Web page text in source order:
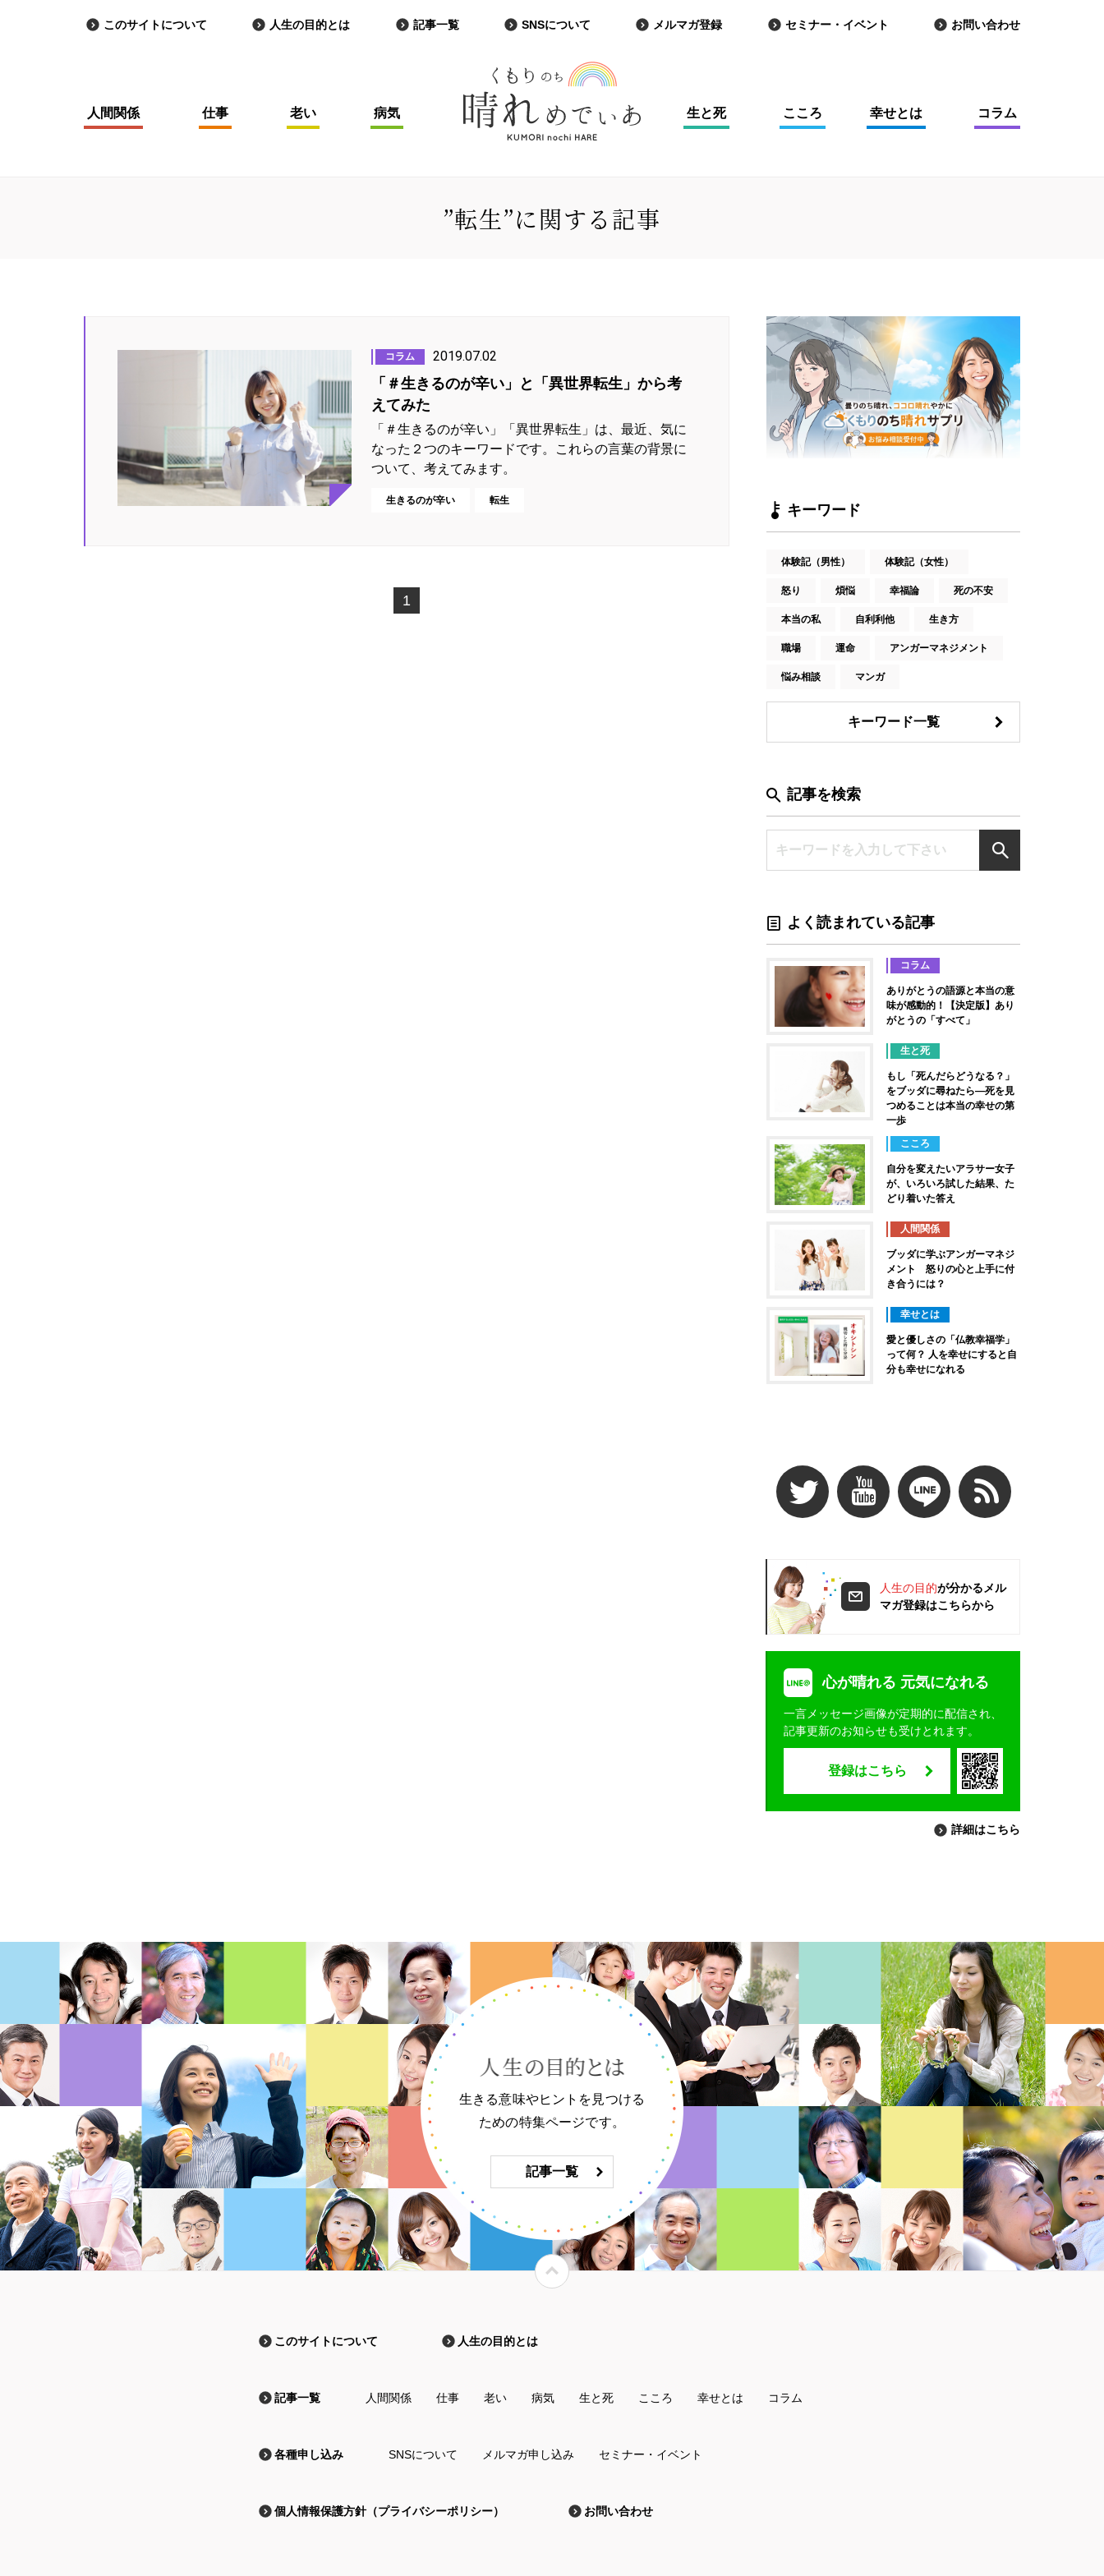
このサイトについて 人生の目的とは 記事一覧 SNSについて メルマガ登録 セミナー・イベント お問い合わせ
人間関係 仕事 老い 病気 生と死 こころ 幸せとは コラム
”転生”に関する記事
コラム 2019.07.02
「＃生きるのが辛い」と「異世界転生」から考
えてみた
「＃生きるのが辛い」「異世界転生」は、最近、気に
なった２つのキーワードです。これらの言葉の背景に
ついて、考えてみます。
生きるのが辛い 転生
1
キーワード
体験記（男性） 体験記（女性）
怒り 煩悩 幸福論 死の不安
本当の私 自利利他 生き方
職場 運命 アンガーマネジメント
悩み相談 マンガ
キーワード一覧
記事を検索
よく読まれている記事
コラム
ありがとうの語源と本当の意
味が感動的！【決定版】あり
がとうの「すべて」
生と死
もし「死んだらどうなる？」
をブッダに尋ねたら―死を見
つめることは本当の幸せの第
一歩
こころ
自分を変えたいアラサー女子
が、いろいろ試した結果、た
どり着いた答え
人間関係
ブッダに学ぶアンガーマネジ
メント 怒りの心と上手に付
き合うには？
幸せとは
愛と優しさの「仏教幸福学」
って何？ 人を幸せにすると自
分も幸せになれる
人生の目的が分かるメル
マガ登録はこちらから
心が晴れる 元気になれる
一言メッセージ画像が定期的に配信され、
記事更新のお知らせも受けとれます。
登録はこちら
詳細はこちら
生きる意味やヒントを見つける
ための特集ページです。
記事一覧
このサイトについて 人生の目的とは
記事一覧 人間関係 仕事 老い 病気 生と死 こころ 幸せとは コラム
各種申し込み SNSについて メルマガ申し込み セミナー・イベント
個人情報保護方針（プライバシーポリシー） お問い合わせ